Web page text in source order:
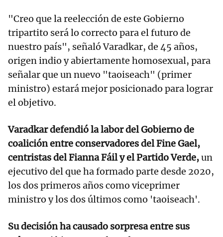
"Creo que la reelección de este Gobierno
tripartito será lo correcto para el futuro de
nuestro país", señaló Varadkar, de 45 años,
origen indio y abiertamente homosexual, para
señalar que un nuevo "taoiseach" (primer
ministro) estará mejor posicionado para lograr
el objetivo.
Varadkar defendió la labor del Gobierno de
coalición entre conservadores del Fine Gael,
centristas del Fianna Fáil y el Partido Verde,un
ejecutivo del que ha formado parte desde 2020,
los dos primeros años como viceprimer
ministro y los dos últimos como 'taoiseach'.
Su decisión ha causado sorpresa entre sus